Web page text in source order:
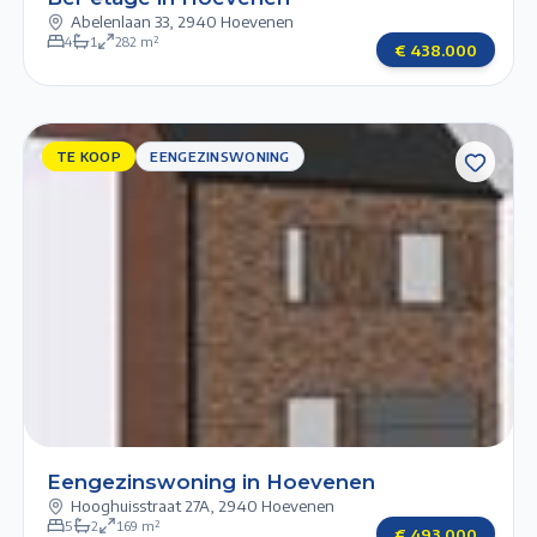
Abelenlaan 33 2940 Hoevenen
4 1 282 m² € 438.000
TE KOOP EENGEZINSWONING
TE KOOP
EENGEZINSWONING
Eengezinswoning in Hoevenen
Hooghuisstraat 27A 2940 Hoevenen
5 2 169 m²